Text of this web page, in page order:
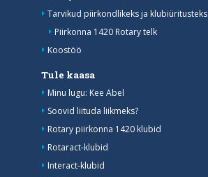
Tarvikud piirkondlikeks ja klubiüritusteks
Piirkonna 1420 Rotary telk
Koostöö
Tule kaasa
Minu lugu: Kee Abel
Soovid liituda liikmeks?
Rotary piirkonna 1420 klubid
Rotaract-klubid
Interact-klubid